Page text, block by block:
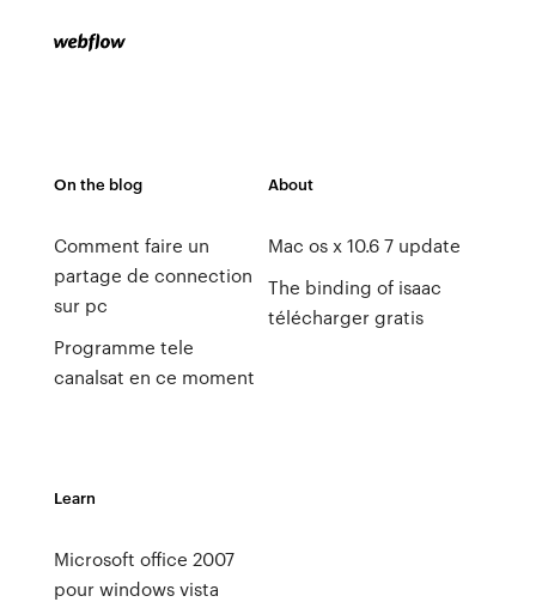
On the blog
Comment faire un
partage de connection
sur pc
Programme tele
canalsat en ce moment
About
Mac os x 10.6 7 update
The binding of isaac
télécharger gratis
Learn
Microsoft office 2007
pour windows vista